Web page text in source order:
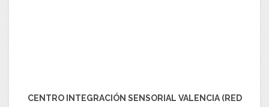
CENTRO INTEGRACIÓN SENSORIAL VALENCIA (RED